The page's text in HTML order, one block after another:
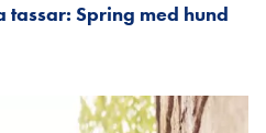
Spring med hund